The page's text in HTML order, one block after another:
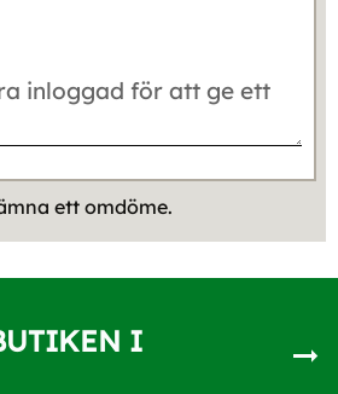
ett omdöme.
I